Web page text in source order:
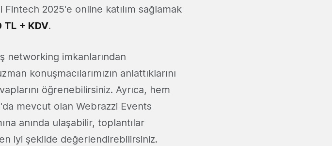
Fintech 2025'e online katılım sağlamak
TL + KDV.
networking imkanlarından
konuşmacılarımızın anlattıklarını
öğrenebilirsiniz. Ayrıca, hem
'da mevcut olan Webrazzi Events
anında ulaşabilir, toplantılar
iyi şekilde değerlendirebilirsiniz.